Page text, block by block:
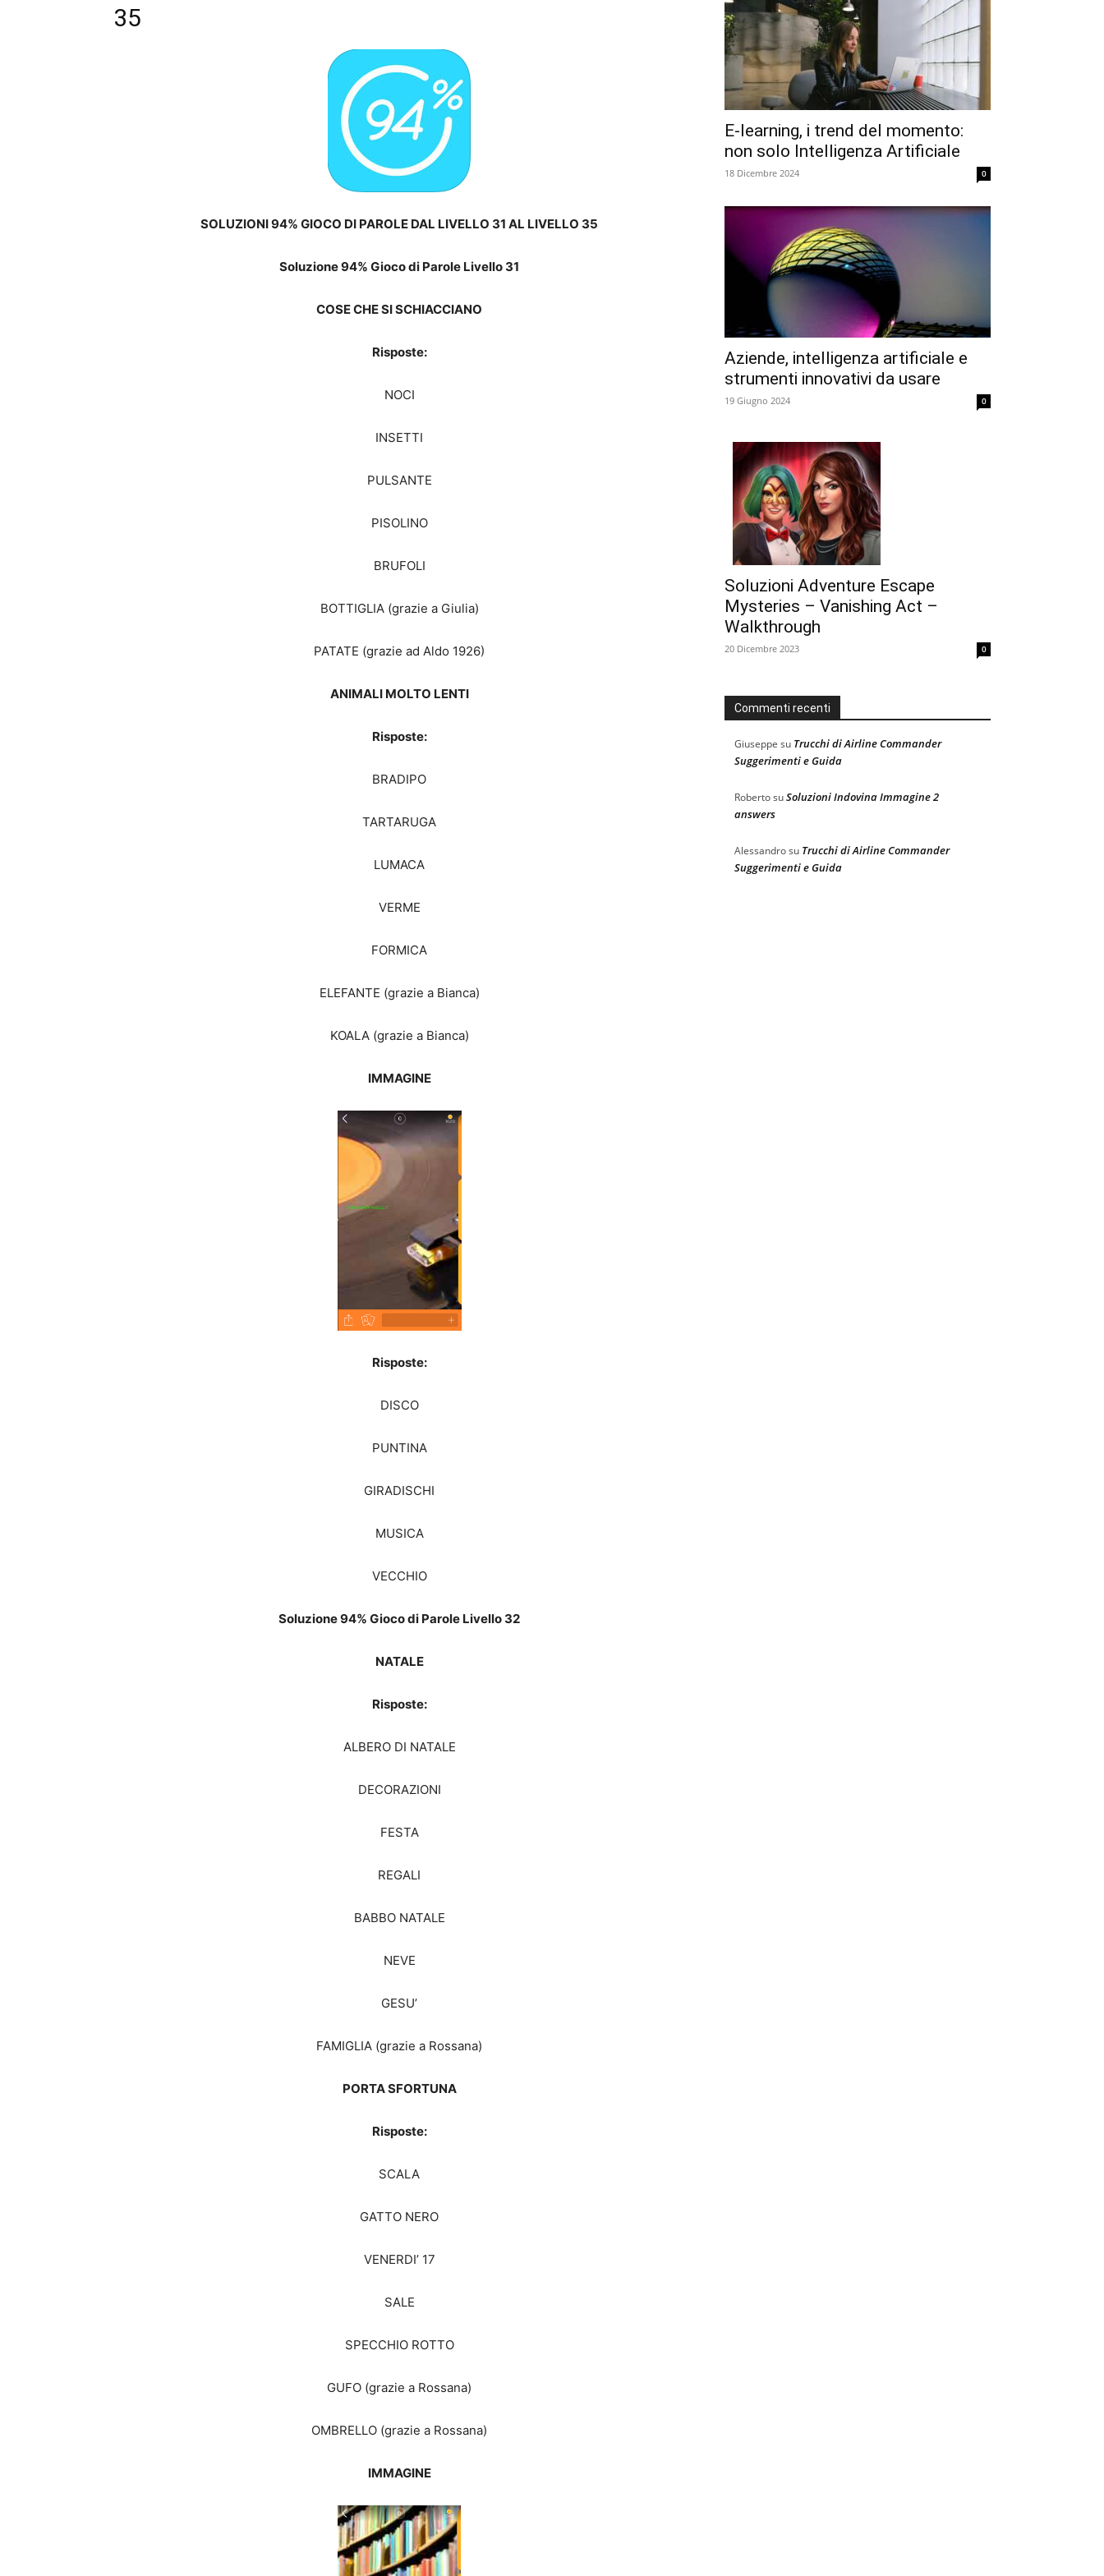
35
SOLUZIONI 94% GIOCO DI PAROLE DAL LIVELLO 31 AL LIVELLO 35
Soluzione 94% Gioco di Parole Livello 31
COSE CHE SI SCHIACCIANO
Risposte:
NOCI
INSETTI
PULSANTE
PISOLINO
BRUFOLI
BOTTIGLIA (grazie a Giulia)
PATATE (grazie ad Aldo 1926)
ANIMALI MOLTO LENTI
Risposte:
BRADIPO
TARTARUGA
LUMACA
VERME
FORMICA
ELEFANTE (grazie a Bianca)
KOALA (grazie a Bianca)
IMMAGINE
Risposte:
DISCO
PUNTINA
GIRADISCHI
MUSICA
VECCHIO
Soluzione 94% Gioco di Parole Livello 32
NATALE
Risposte:
ALBERO DI NATALE
DECORAZIONI
FESTA
REGALI
BABBO NATALE
NEVE
GESU’
FAMIGLIA (grazie a Rossana)
PORTA SFORTUNA
Risposte:
SCALA
GATTO NERO
VENERDI’ 17
SALE
SPECCHIO ROTTO
GUFO (grazie a Rossana)
OMBRELLO (grazie a Rossana)
IMMAGINE
E-learning, i trend del momento:
non solo Intelligenza Artificiale
18 Dicembre 2024 0
Aziende, intelligenza artificiale e
strumenti innovativi da usare
19 Giugno 2024 0
Soluzioni Adventure Escape
Mysteries – Vanishing Act –
Walkthrough
20 Dicembre 2023 0
Commenti recenti
Giuseppe su Trucchi di Airline Commander
Suggerimenti e Guida
RobertosuSoluzioni Indovina Immagine 2
answers
Alessandrosu Trucchi di Airline Commander
Suggerimenti e Guida